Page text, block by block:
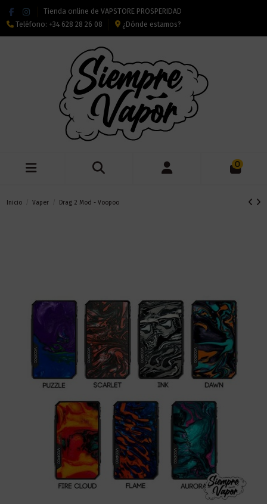
Tienda online de VAPSTORE PROSPERIDAD
Teléfono: +34 628 28 26 08 ¿Dónde estamos?
0
Inicio Vaper Drag 2 Mod - Voopoo